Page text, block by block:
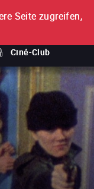
Ciné-Club
Über uns
Seite zugreifen,